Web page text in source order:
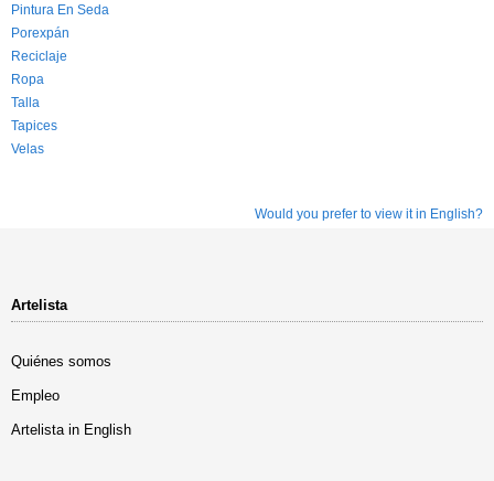
Pintura En Seda
Porexpán
Reciclaje
Ropa
Talla
Tapices
Velas
Would you prefer to view it in English?
Artelista
Quiénes somos
Empleo
Artelista in English